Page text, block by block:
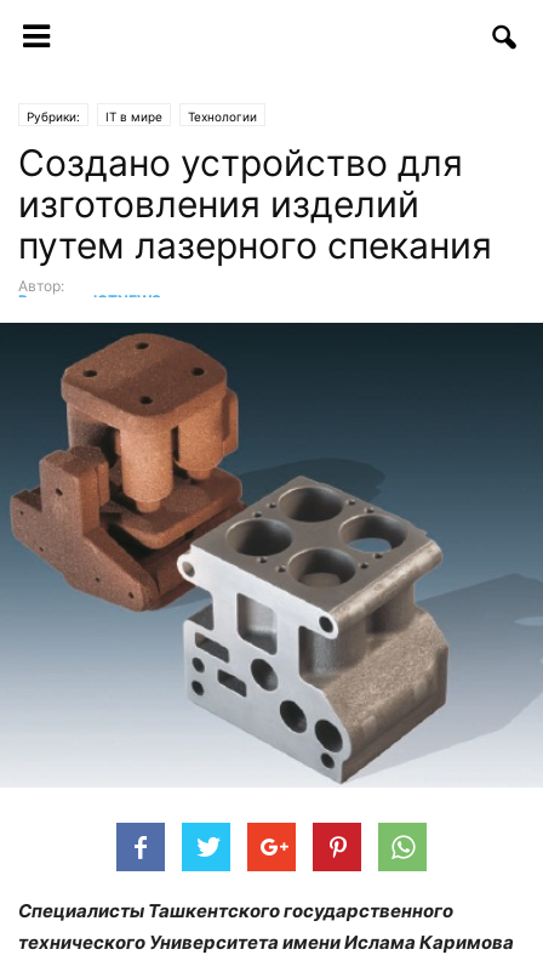
Рубрики: IT в мире Технологии
Создано устройство для
изготовления изделий
путем лазерного спекания
Автор:
Редакция ICTNEWS
Специалисты Ташкентского государственного
технического Университета имени Ислама Каримова